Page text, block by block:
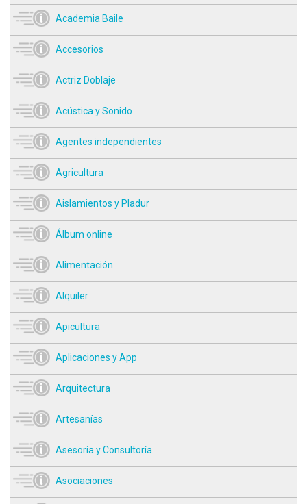
Academia Baile
Accesorios
Actriz Doblaje
Acústica y Sonido
Agentes independientes
Agricultura
Aislamientos y Pladur
Álbum online
Alimentación
Alquiler
Apicultura
Aplicaciones y App
Arquitectura
Artesanías
Asesoría y Consultoría
Asociaciones